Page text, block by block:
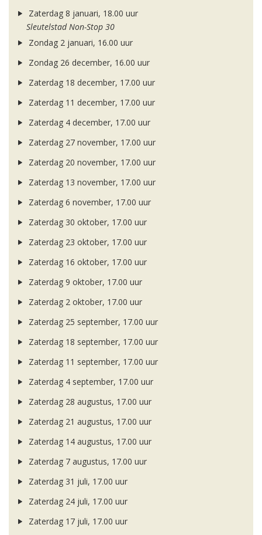
Zaterdag 8 januari, 18.00 uur
Sleutelstad Non-Stop 30
Zondag 2 januari, 16.00 uur
Zondag 26 december, 16.00 uur
Zaterdag 18 december, 17.00 uur
Zaterdag 11 december, 17.00 uur
Zaterdag 4 december, 17.00 uur
Zaterdag 27 november, 17.00 uur
Zaterdag 20 november, 17.00 uur
Zaterdag 13 november, 17.00 uur
Zaterdag 6 november, 17.00 uur
Zaterdag 30 oktober, 17.00 uur
Zaterdag 23 oktober, 17.00 uur
Zaterdag 16 oktober, 17.00 uur
Zaterdag 9 oktober, 17.00 uur
Zaterdag 2 oktober, 17.00 uur
Zaterdag 25 september, 17.00 uur
Zaterdag 18 september, 17.00 uur
Zaterdag 11 september, 17.00 uur
Zaterdag 4 september, 17.00 uur
Zaterdag 28 augustus, 17.00 uur
Zaterdag 21 augustus, 17.00 uur
Zaterdag 14 augustus, 17.00 uur
Zaterdag 7 augustus, 17.00 uur
Zaterdag 31 juli, 17.00 uur
Zaterdag 24 juli, 17.00 uur
Zaterdag 17 juli, 17.00 uur